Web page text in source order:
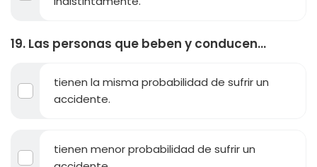
19. Las personas que beben y conducen...
tienen la misma probabilidad de sufrir un
accidente.
tienen menor probabilidad de sufrir un